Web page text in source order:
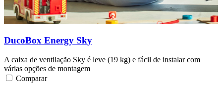
DucoBox Energy Sky
A caixa de ventilação Sky é leve (19 kg) e fácil de instalar com
várias opções de montagem
Comparar